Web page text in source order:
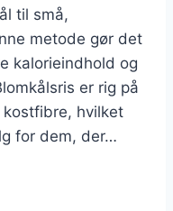
til små,
metode gør det
kalorieindhold og
er rig på
kostfibre, hvilket
for dem, der…